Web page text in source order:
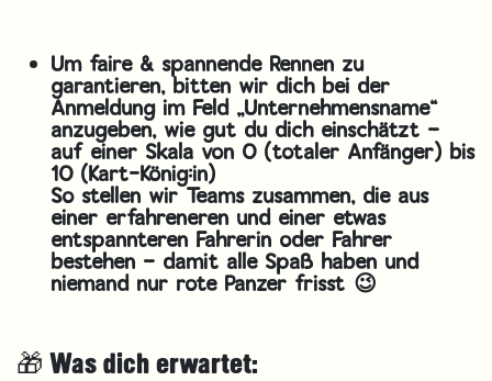
Um faire & spannende Rennen zu
garantieren, bitten wir dich bei der
Anmeldung im Feld „Unternehmensname“
anzugeben, wie gut du dich einschätzt –
auf einer Skala von 0 (totaler Anfänger) bis
10 (Kart-König:in)
So stellen wir Teams zusammen, die aus
einer erfahreneren und einer etwas
entspannteren Fahrerin oder Fahrer
bestehen – damit alle Spaß haben und
niemand nur rote Panzer frisst 😉
🎁 Was dich erwartet: